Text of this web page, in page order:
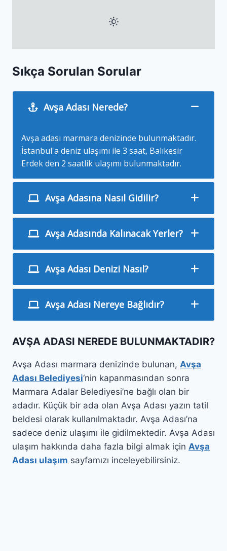
Sıkça Sorulan Sorular
Avşa Adası Nerede?
Avşa adası marmara denizinde bulunmaktadır.
İstanbul'a deniz ulaşımı ile 3 saat, Balıkesir
Erdek den 2 saatlik ulaşımı bulunmaktadır.
Avşa Adasına Nasıl Gidilir?
Avşa Adasında Kalınacak Yerler?
Avşa Adası Denizi Nasıl?
Avşa Adası Nereye Bağlıdır?
AVŞA ADASI NEREDE BULUNMAKTADIR?
Avşa Adası marmara denizinde bulunan, Avşa
Adası Belediyesi‘nin kapanmasından sonra
Marmara Adalar Belediyesi’ne bağlı olan bir
adadır. Küçük bir ada olan Avşa Adası yazın tatil
beldesi olarak kullanılmaktadır. Avşa Adası’na
sadece deniz ulaşımı ile gidilmektedir. Avşa Adası
ulaşım hakkında daha fazla bilgi almak için Avşa
Adası ulaşım sayfamızı inceleyebilirsiniz.